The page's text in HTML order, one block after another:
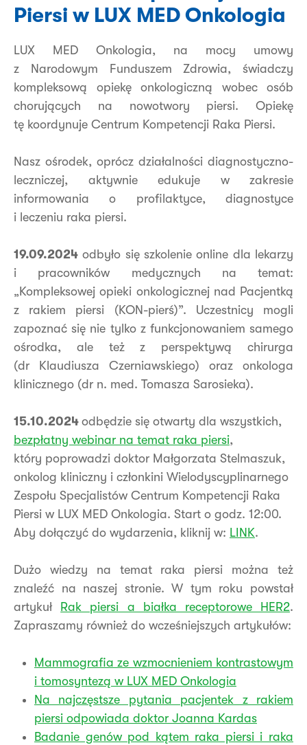
Piersi w LUX MED Onkologia
LUX MED Onkologia, na mocy umowy
z Narodowym Funduszem Zdrowia, świadczy
kompleksową opiekę onkologiczną wobec osób
chorujących na nowotwory piersi. Opiekę
tę koordynuje Centrum Kompetencji Raka Piersi.
Nasz ośrodek, oprócz działalności diagnostyczno-
leczniczej, aktywnie edukuje w zakresie
informowania o profilaktyce, diagnostyce
i leczeniu raka piersi.
19.09.2024 odbyło się szkolenie online dla lekarzy
i pracowników medycznych na temat:
„Kompleksowej opieki onkologicznej nad Pacjentką
z rakiem piersi (KON-pierś)”. Uczestnicy mogli
zapoznać się nie tylko z funkcjonowaniem samego
ośrodka, ale też z perspektywą chirurga
(dr Klaudiusza Czerniawskiego) oraz onkologa
klinicznego (dr n. med. Tomasza Sarosieka).
15.10.2024 odbędzie się otwarty dla wszystkich,
bezpłatny webinar na temat raka piersi,
który poprowadzi doktor Małgorzata Stelmaszuk,
onkolog kliniczny i członkini Wielodyscyplinarnego
Zespołu Specjalistów Centrum Kompetencji Raka
Piersi w LUX MED Onkologia. Start o godz. 12:00.
Aby dołączyć do wydarzenia, kliknij w: LINK.
Dużo wiedzy na temat raka piersi można też
znaleźć na naszej stronie. W tym roku powstał
artykuł
Rak piersi a białka receptorowe HER2.
Zapraszamy również do wcześniejszych artykułów:
Mammografia ze wzmocnieniem kontrastowym
i tomosyntezą w LUX MED Onkologia
Na najczęstsze pytania pacjentek z rakiem
piersi odpowiada doktor Joanna Kardas
Badanie genów pod kątem raka piersi i raka